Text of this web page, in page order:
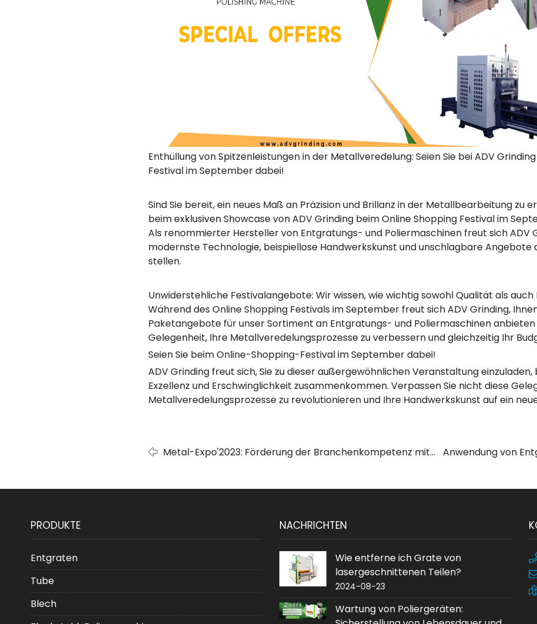
Enthüllung von Spitzenleistungen in der Metallveredelung: Seien Sie bei ADV
Festival im September dabei!
Sind Sie bereit, ein neues Maß an Präzision und Brillanz in der Metallbearbeitung zu
beim exklusiven Showcase von ADV Grinding beim Online Shopping Festival im
Als renommierter Hersteller von Entgratungs- und Poliermaschinen freut sich ADV
modernste Technologie, beispiellose Handwerkskunst und unschlagbare Angebote
stellen.
Unwiderstehliche Festivalangebote: Wir wissen, wie wichtig sowohl Qualität als auch
Während des Online Shopping Festivals im September freut sich ADV Grinding,
Paketangebote für unser Sortiment an Entgratungs- und Poliermaschinen anbieten
Gelegenheit, Ihre Metallveredelungsprozesse zu verbessern und gleichzeitig Ihr
Seien Sie beim Online-Shopping-Festival im September dabei!
ADV Grinding freut sich, Sie zu dieser außergewöhnlichen Veranstaltung
Exzellenz und Erschwinglichkeit zusammenkommen. Verpassen Sie nicht diese
Metallveredelungsprozesse zu revolutionieren und Ihre Handwerkskunst auf ein
Metal-Expo'2023: Förderung der Branchenkompetenz mit
Anwendung von
PRODUKTE
Entgraten
Tube
Blech
NACHRICHTEN
Wie entferne ich Grate von
lasergeschnittenen Teilen?
2024-08-23
Wartung von Poliergeräten: